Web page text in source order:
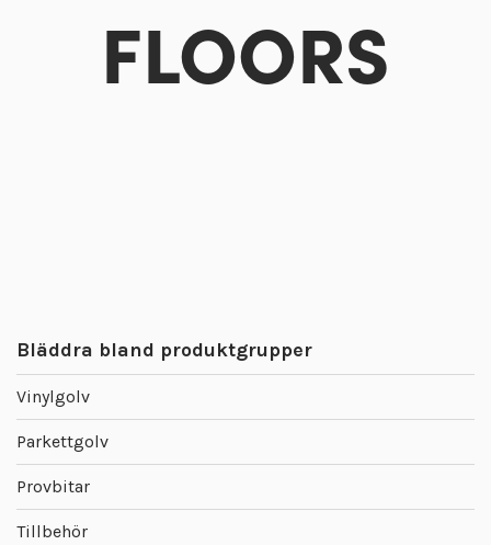
FLOORS
Bläddra bland produktgrupper
Vinylgolv
Parkettgolv
Provbitar
Tillbehör